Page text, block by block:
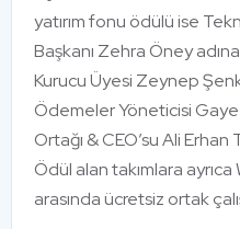
yatırım fonu ödülü ise
Başkanı Zehra Öney
Kurucu Üyesi Zeynep
Ödemeler Yöneticisi Gaye
Ortağı & CEO’su Ali
Ödül alan takımlara
arasında ücretsiz ortak